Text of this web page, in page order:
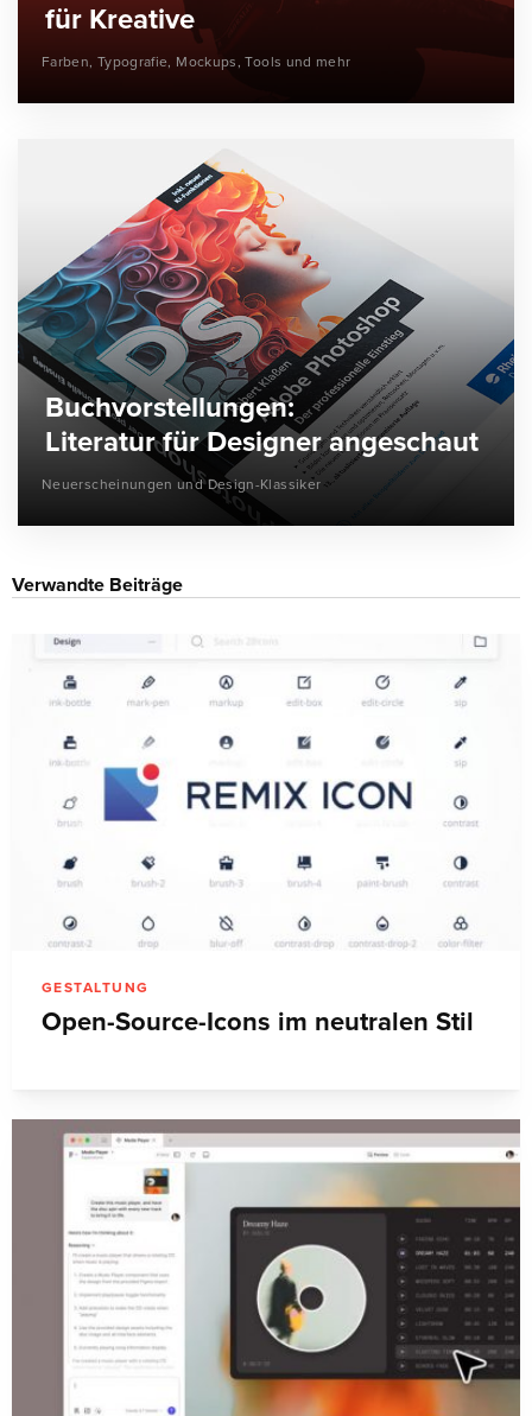
für Kreative
Farben, Typografie, Mockups, Tools und mehr
Buchvorstellungen:
Literatur für Designer angeschaut
Neuerscheinungen und Design-Klassiker
Verwandte Beiträge
GESTALTUNG
Open-Source-Icons im neutralen Stil